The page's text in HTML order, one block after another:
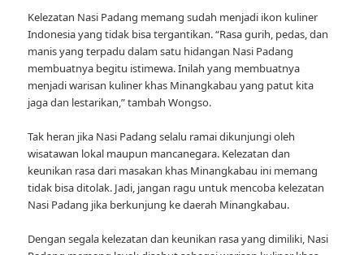
Kelezatan Nasi Padang memang sudah menjadi ikon kuliner
Indonesia yang tidak bisa tergantikan. “Rasa gurih, pedas, dan
manis yang terpadu dalam satu hidangan Nasi Padang
membuatnya begitu istimewa. Inilah yang membuatnya
menjadi warisan kuliner khas Minangkabau yang patut kita
jaga dan lestarikan,” tambah Wongso.
Tak heran jika Nasi Padang selalu ramai dikunjungi oleh
wisatawan lokal maupun mancanegara. Kelezatan dan
keunikan rasa dari masakan khas Minangkabau ini memang
tidak bisa ditolak. Jadi, jangan ragu untuk mencoba kelezatan
Nasi Padang jika berkunjung ke daerah Minangkabau.
Dengan segala kelezatan dan keunikan rasa yang dimiliki, Nasi